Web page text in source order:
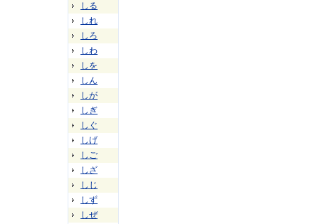
しる
しれ
しろ
しわ
しを
しん
しが
しぎ
しぐ
しげ
しご
しざ
しじ
しず
しぜ